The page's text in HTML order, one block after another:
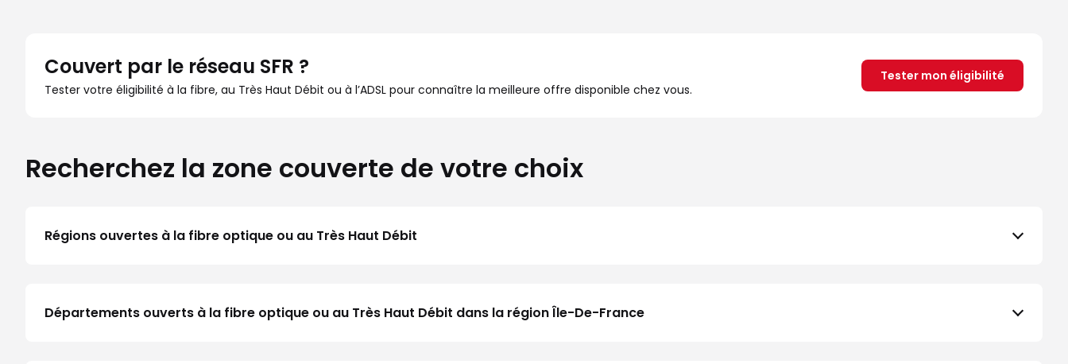
Couvert par le réseau SFR ?
Tester votre éligibilité à la fibre, au Très Haut Débit ou à l’ADSL pour connaître la meilleure offre disponible chez vous.
Tester mon éligibilité
Recherchez la zone couverte de votre choix
Régions ouvertes à la fibre optique ou au Très Haut Débit
Départements ouverts à la fibre optique ou au Très Haut Débit dans la région Île-De-France